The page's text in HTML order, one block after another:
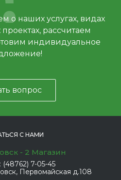
о наших услугах, видах
рассчитаем
индивидуальное
вопрос
С НАМИ
- 2 Магазин
(48762) 7-05-45
Первомайская д.108